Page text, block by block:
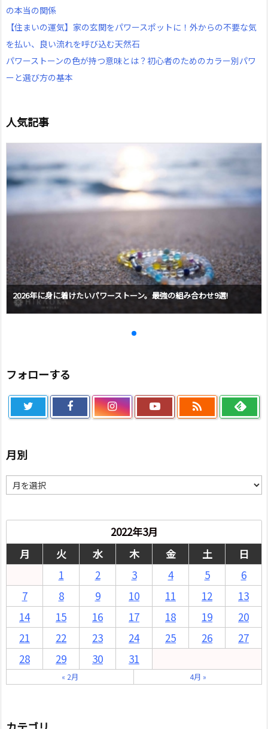
の本当の関係
【住まいの運気】家の玄関をパワースポットに！外からの不要な気
を払い、良い流れを呼び込む天然石
パワーストーンの色が持つ意味とは？初心者のためのカラー別パワ
ーと選び方の基本
人気記事
2026年に身に着けたいパワーストーン。最強の組み合わせ9選!
フォローする

月別
別
2022年3月
月
火 水 木 金 土
日
1
2 3 4 5
6
7
8 9 10 11 12
13
14
15 16 17 18 19
20
21
22 23 24 25 26
27
28
29 30 31
« 2月 4月 »